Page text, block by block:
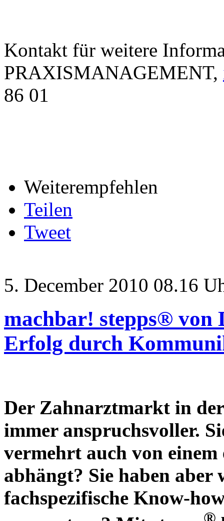
Kontakt für weitere
PRAXISMANAGEMENT,
86 01
Weiterempfehlen
Teilen
Tweet
5. December 2010 08.16
machbar! stepps® von
Erfolg durch
Der Zahnarztmarkt in
immer anspruchsvoller.
vermehrt auch von
abhängt? Sie haben
fachspezifische Know-